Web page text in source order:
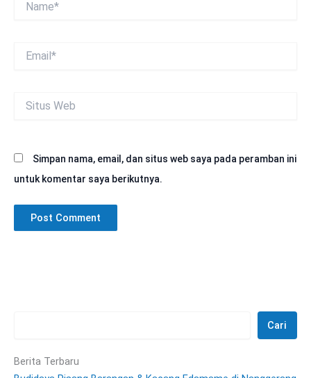
Web
Simpan nama, email, dan situs web saya pada peramban ini
untuk komentar saya berikutnya.
Cari
Berita Terbaru